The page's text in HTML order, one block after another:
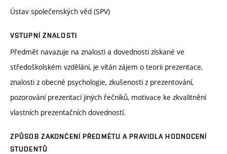
Ústav společenských věd (SPV)
VSTUPNÍ ZNALOSTI
Předmět navazuje na znalosti a dovednosti získané ve
středoškolském vzdělání, je vítán zájem o teorii prezentace,
znalosti z obecné psychologie, zkušenosti z prezentování,
pozorování prezentací jiných řečníků, motivace ke zkvalitnění
vlastních prezentačních dovedností.
ZPŮSOB ZAKONČENÍ PŘEDMĚTU A PRAVIDLA HODNOCENÍ
STUDENTŮ